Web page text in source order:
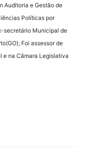
Auditoria e Gestão de
Políticas por
secretário Municipal de
Foi assessor de
e na Câmara Legislativa